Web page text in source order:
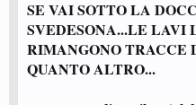
SE VAI SOTTO LA
SVEDESONA...LE LAVI
RIMANGONO TRACCE
QUANTO ALTRO...